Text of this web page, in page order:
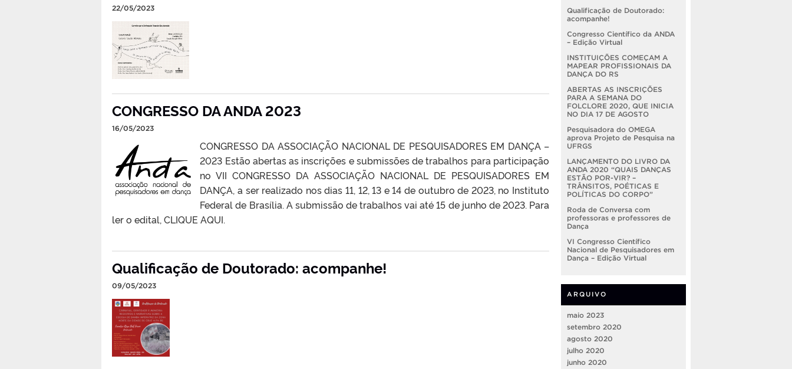
22/05/2023
CONGRESSO DA ANDA 2023
16/05/2023
CONGRESSO DA ASSOCIAÇÃO NACIONAL DE PESQUISADORES EM DANÇA –
2023 Estão abertas as inscrições e submissões de trabalhos para participação
no VII CONGRESSO DA ASSOCIAÇÃO NACIONAL DE PESQUISADORES EM
DANÇA, a ser realizado nos dias 11, 12, 13 e 14 de outubro de 2023, no Instituto
Federal de Brasília. A submissão de trabalhos vai até 15 de junho de 2023. Para
ler o edital, CLIQUE AQUI.
Qualificação de Doutorado: acompanhe!
09/05/2023
Qualificação de Doutorado:
acompanhe!
Congresso Científico da ANDA
– Edição Virtual
INSTITUIÇÕES COMEÇAM A
MAPEAR PROFISSIONAIS DA
DANÇA DO RS
ABERTAS AS INSCRIÇÕES
PARA A SEMANA DO
FOLCLORE 2020, QUE INICIA
NO DIA 17 DE AGOSTO
Pesquisadora do OMEGA
aprova Projeto de Pesquisa na
UFRGS
LANÇAMENTO DO LIVRO DA
ANDA 2020 “QUAIS DANÇAS
ESTÃO POR-VIR? –
TRÂNSITOS, POÉTICAS E
POLÍTICAS DO CORPO”
Roda de Conversa com
professoras e professores de
Dança
VI Congresso Científico
Nacional de Pesquisadores em
Dança – Edição Virtual
ARQUIVO
maio 2023
setembro 2020
agosto 2020
julho 2020
junho 2020